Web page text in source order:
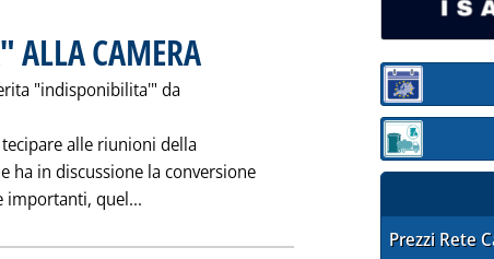
ALLA CAMERA . Pubblicata sabato 05 febbraio 1994 alle 0.0.
"indisponibilita'" da
alle riunioni della
ha in discussione la conversione
importanti, quel... Leggi tutta la notizia: 'SPINI "SOTTO
Sezione:
Sezione:
Prezzi Rete